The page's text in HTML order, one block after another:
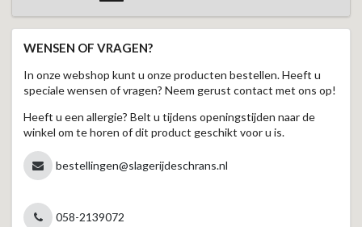
WENSEN OF VRAGEN?
In onze webshop kunt u onze producten bestellen. Heeft u
speciale wensen of vragen? Neem gerust contact met ons op!
Heeft u een allergie? Belt u tijdens openingstijden naar de
winkel om te horen of dit product geschikt voor u is.
bestellingen@slagerijdeschrans.nl
058-2139072